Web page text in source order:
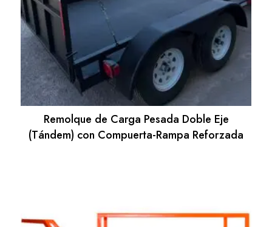
Remolque de Carga Pesada Doble Eje
(Tándem) con Compuerta-Rampa Reforzada